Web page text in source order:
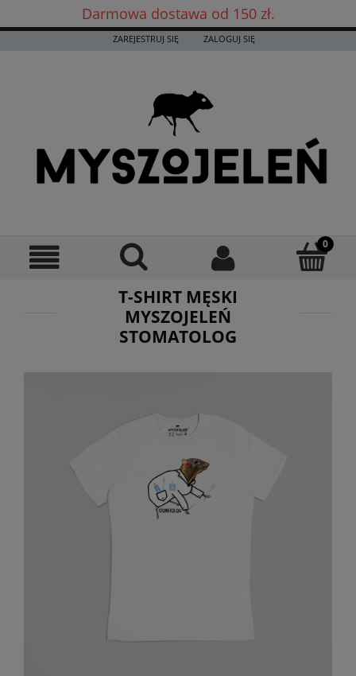
Darmowa dostawa od 150 zł.
Darmowa dostawa już od 150 zł! ✨
ZAREJESTRUJ SIĘ ZALOGUJ SIĘ
T-SHIRT MĘSKI
MYSZOJELEŃ
STOMATOLOG